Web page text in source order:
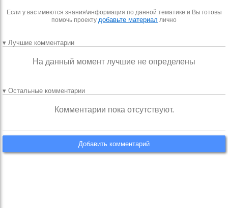
Если у вас имеются знания\информация по данной тематике и Вы готовы
помочь проекту добавьте материал лично
▾ Лучшие комментарии
На данный момент лучшие не определены
▾ Остальные комментарии
Комментарии пока отсутствуют.
Добавить комментарий